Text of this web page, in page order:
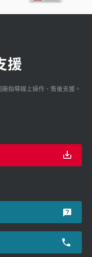
援
指導線上操作、售後支援。